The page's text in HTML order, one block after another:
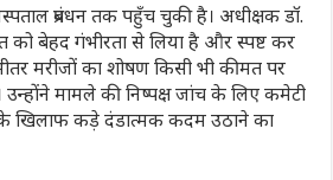
प्रबंधन तक पहुँच चुकी है। अधीक्षक डॉ.
बेहद गंभीरता से लिया है और स्पष्ट कर
मरीजों का शोषण किसी भी कीमत पर
उन्होंने मामले की निष्पक्ष जांच के लिए कमेटी
खिलाफ कड़े दंडात्मक कदम उठाने का